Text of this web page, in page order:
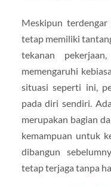
Meskipun terdengar
tetap memiliki
tekanan
memengaruhi
situasi seperti ini,
pada diri sendiri.
merupakan bagian
kemampuan untuk
dibangun
tetap terjaga tanpa